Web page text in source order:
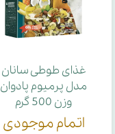
غذای طوطی سانان
مدل پرمیوم پادوان
وزن 500 گرم
اتمام موجودی